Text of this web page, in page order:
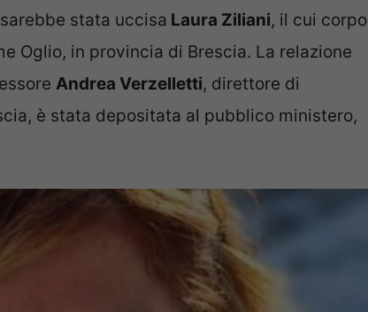
stata uccisa Laura Ziliani, il cui corpo
Oglio, in provincia di Brescia. La relazione
Andrea Verzelletti, direttore di
è stata depositata al pubblico ministero,